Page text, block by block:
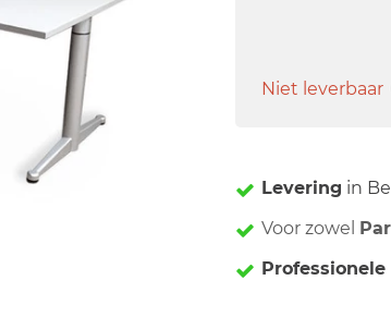
Niet leverbaar
Levering in
Voor zowel
Professionele